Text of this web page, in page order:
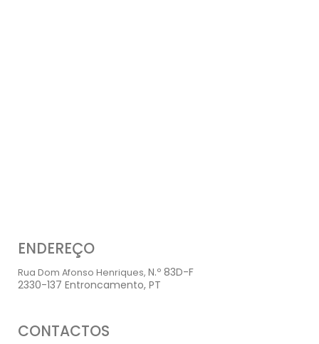
ENDEREÇO
Rua Dom Afonso Henriques, N.º 83D-F
2330-137 Entroncamento, PT
CONTACTOS